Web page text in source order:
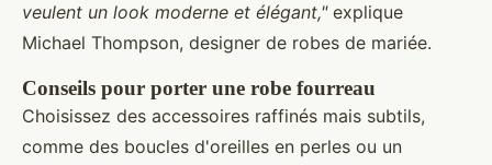
veulent un look moderne et élégant,"explique
Michael Thompson, designer de robes de mariée.
Conseils pour porter une robe fourreau
Choisissez des accessoires raffinés mais subtils,
comme des boucles d'oreilles en perles ou un